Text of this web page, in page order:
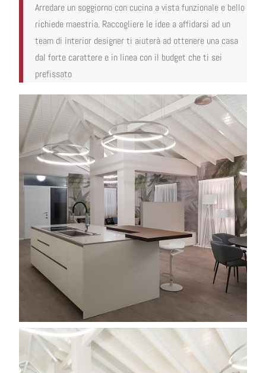
Arredare un soggiorno con cucina a vista funzionale e bello
richiede maestria. Raccogliere le idee a affidarsi ad un
team di interior designer ti aiuterà ad ottenere una casa
dal forte carattere e in linea con il budget che ti sei
prefissato